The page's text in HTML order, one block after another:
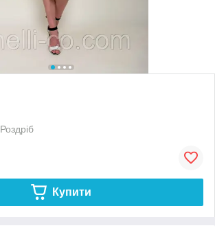
Роздріб
Купити